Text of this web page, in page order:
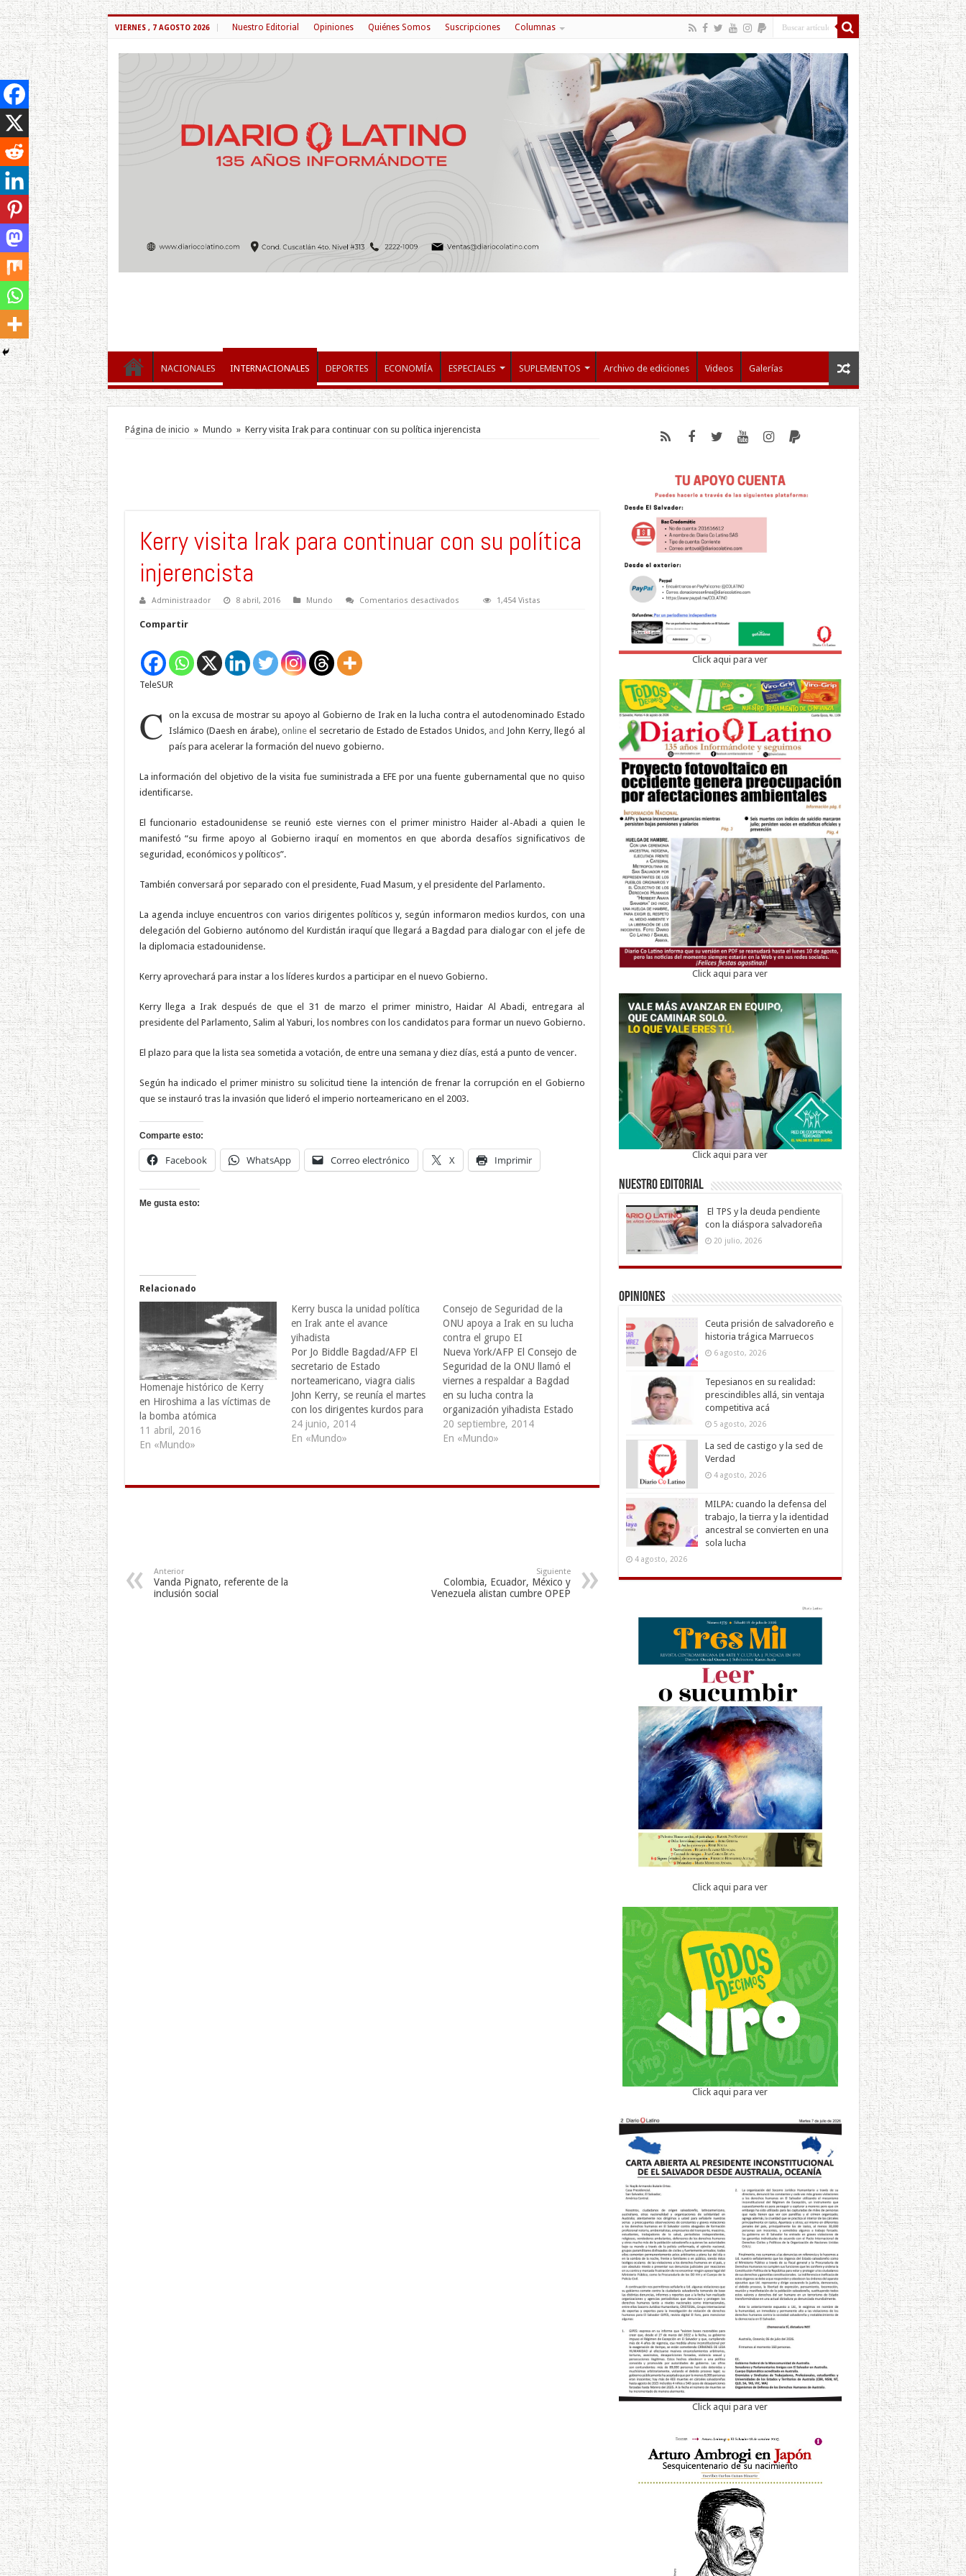
VIERNES , 7 AGOSTO 2026 Nuestro Editorial Opiniones Quiénes Somos Suscripciones Columnas
NACIONALES INTERNACIONALES DEPORTES ECONOMÍA ESPECIALES SUPLEMENTOS Archivo de ediciones Videos Galerías
Página de inicio » Mundo » Kerry visita Irak para continuar con su política injerencista
Kerry visita Irak para continuar con su política
injerencista
Administraador 8 abril, 2016 Mundo Comentarios desactivadosen
1,454 Vistas
Compartir
TeleSUR
C on la excusa de mostrar su apoyo al Gobierno de Irak en la lucha contra el autodenominado Estado
Islámico (Daesh en árabe), online el secretario de Estado de Estados Unidos, and John Kerry, llegó al
país para acelerar la formación del nuevo gobierno.
La información del objetivo de la visita fue suministrada a EFE por una fuente gubernamental que no quiso
identificarse.
El funcionario estadounidense se reunió este viernes con el primer ministro Haider al-Abadi a quien le
manifestó “su firme apoyo al Gobierno iraquí en momentos en que aborda desafíos significativos de
seguridad, económicos y políticos”.
También conversará por separado con el presidente, Fuad Masum, y el presidente del Parlamento.
La agenda incluye encuentros con varios dirigentes políticos y, según informaron medios kurdos, con una
delegación del Gobierno autónomo del Kurdistán iraquí que llegará a Bagdad para dialogar con el jefe de
la diplomacia estadounidense.
Kerry aprovechará para instar a los líderes kurdos a participar en el nuevo Gobierno.
Kerry llega a Irak después de que el 31 de marzo el primer ministro, Haidar Al Abadi, entregara al
presidente del Parlamento, Salim al Yaburi, los nombres con los candidatos para formar un nuevo Gobierno.
El plazo para que la lista sea sometida a votación, de entre una semana y diez días, está a punto de vencer.
Según ha indicado el primer ministro su solicitud tiene la intención de frenar la corrupción en el Gobierno
que se instauró tras la invasión que lideró el imperio norteamericano en el 2003.
Comparte esto:
Facebook WhatsApp Correo electrónico X Imprimir
Me gusta esto:
Relacionado
Homenaje histórico de Kerry
en Hiroshima a las víctimas de
la bomba atómica
11 abril, 2016
En «Mundo»
Kerry busca la unidad política
en Irak ante el avance
yihadista
Por Jo Biddle Bagdad/AFP El
secretario de Estado
norteamericano, viagra cialis
John Kerry, se reunía el martes
con los dirigentes kurdos para
tratar de forzar una unión
entre las diferentes fuerzas
24 junio, 2014
En «Mundo»
Consejo de Seguridad de la
ONU apoya a Irak en su lucha
contra el grupo EI
Nueva York/AFP El Consejo de
Seguridad de la ONU llamó el
viernes a respaldar a Bagdad
en su lucha contra la
organización yihadista Estado
Islámico (EI), cialis en una
declaración aprobada durante
20 septiembre, 2014
En «Mundo»
Anterior
Vanda Pignato, referente de la
inclusión social
Siguiente
Colombia, Ecuador, México y
Venezuela alistan cumbre OPEP
Click aqui para ver
Click aqui para ver
Click aqui para ver
Nuestro Editorial
El TPS y la deuda pendiente
con la diáspora salvadoreña
20 julio, 2026
Opiniones
Ceuta prisión de salvadoreño e
historia trágica Marruecos
6 agosto, 2026
Tepesianos en su realidad:
prescindibles allá, sin ventaja
competitiva acá
5 agosto, 2026
La sed de castigo y la sed de
Verdad
4 agosto, 2026
MILPA: cuando la defensa del
trabajo, la tierra y la identidad
ancestral se convierten en una
sola lucha
4 agosto, 2026
Click aqui para ver
Click aqui para ver
Click aqui para ver